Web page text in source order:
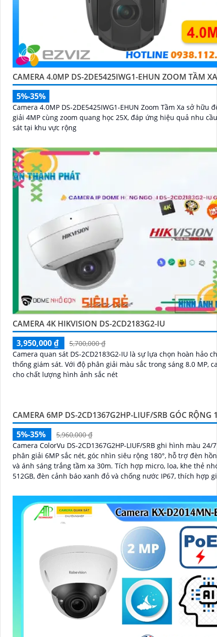
CAMERA 4.0MP DS-2DE5425IWG1-EHUN ZOOM TẦM XA
5%-35%
Camera 4.0MP DS-2DE5425IWG1-EHUN Zoom Tầm Xa sở hữu
giải 4MP cùng zoom quang học 25X, đáp ứng hiệu quả nhu
sát tại khu vực rộng
CAMERA 4K HIKVISION DS-2CD2183G2-IU
3,950,000 ₫
5,700,000 ₫
Camera quan sát DS-2CD2183G2-IU là sự lựa chọn hoàn hảo
thống giám sát. Với độ phân giải màu sắc trong sáng 8.0 MP, camera
cho chất lượng hình ảnh sắc nét
CAMERA 6MP DS-2CD1367G2HP-LIUF/SRB GÓC RỘNG
5%-35%
5,960,000 ₫
Camera ColorVu DS-2CD1367G2HP-LIUF/SRB ghi hình màu 24/
phân giải 6MP sắc nét, góc nhìn siêu rộng 180°, hỗ trợ đèn
và ánh sáng trắng tầm xa 30m. Tích hợp micro, loa, khe thẻ nhớ đến
512GB, đèn cảnh báo xanh đỏ và chống nước IP67, thích hợp